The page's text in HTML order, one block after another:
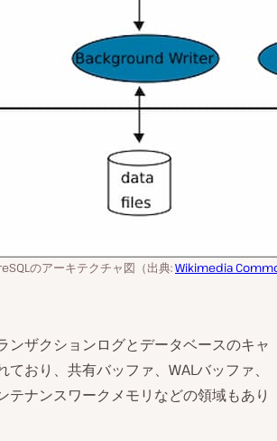
のアーキテクチャ図（出典:Wikimedia
ンザクションログとデータベースのキャ
ており、共有バッファ、WALバッファ、
テナンスワークメモリなどの領域もあり